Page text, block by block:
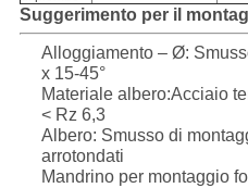
Suggerimento per il
Alloggiamento – Ø:
x 15-45°
Materiale albero:Acciaio
< Rz 6,3
Albero: Smusso di
arrotondati
Mandrino per montaggio